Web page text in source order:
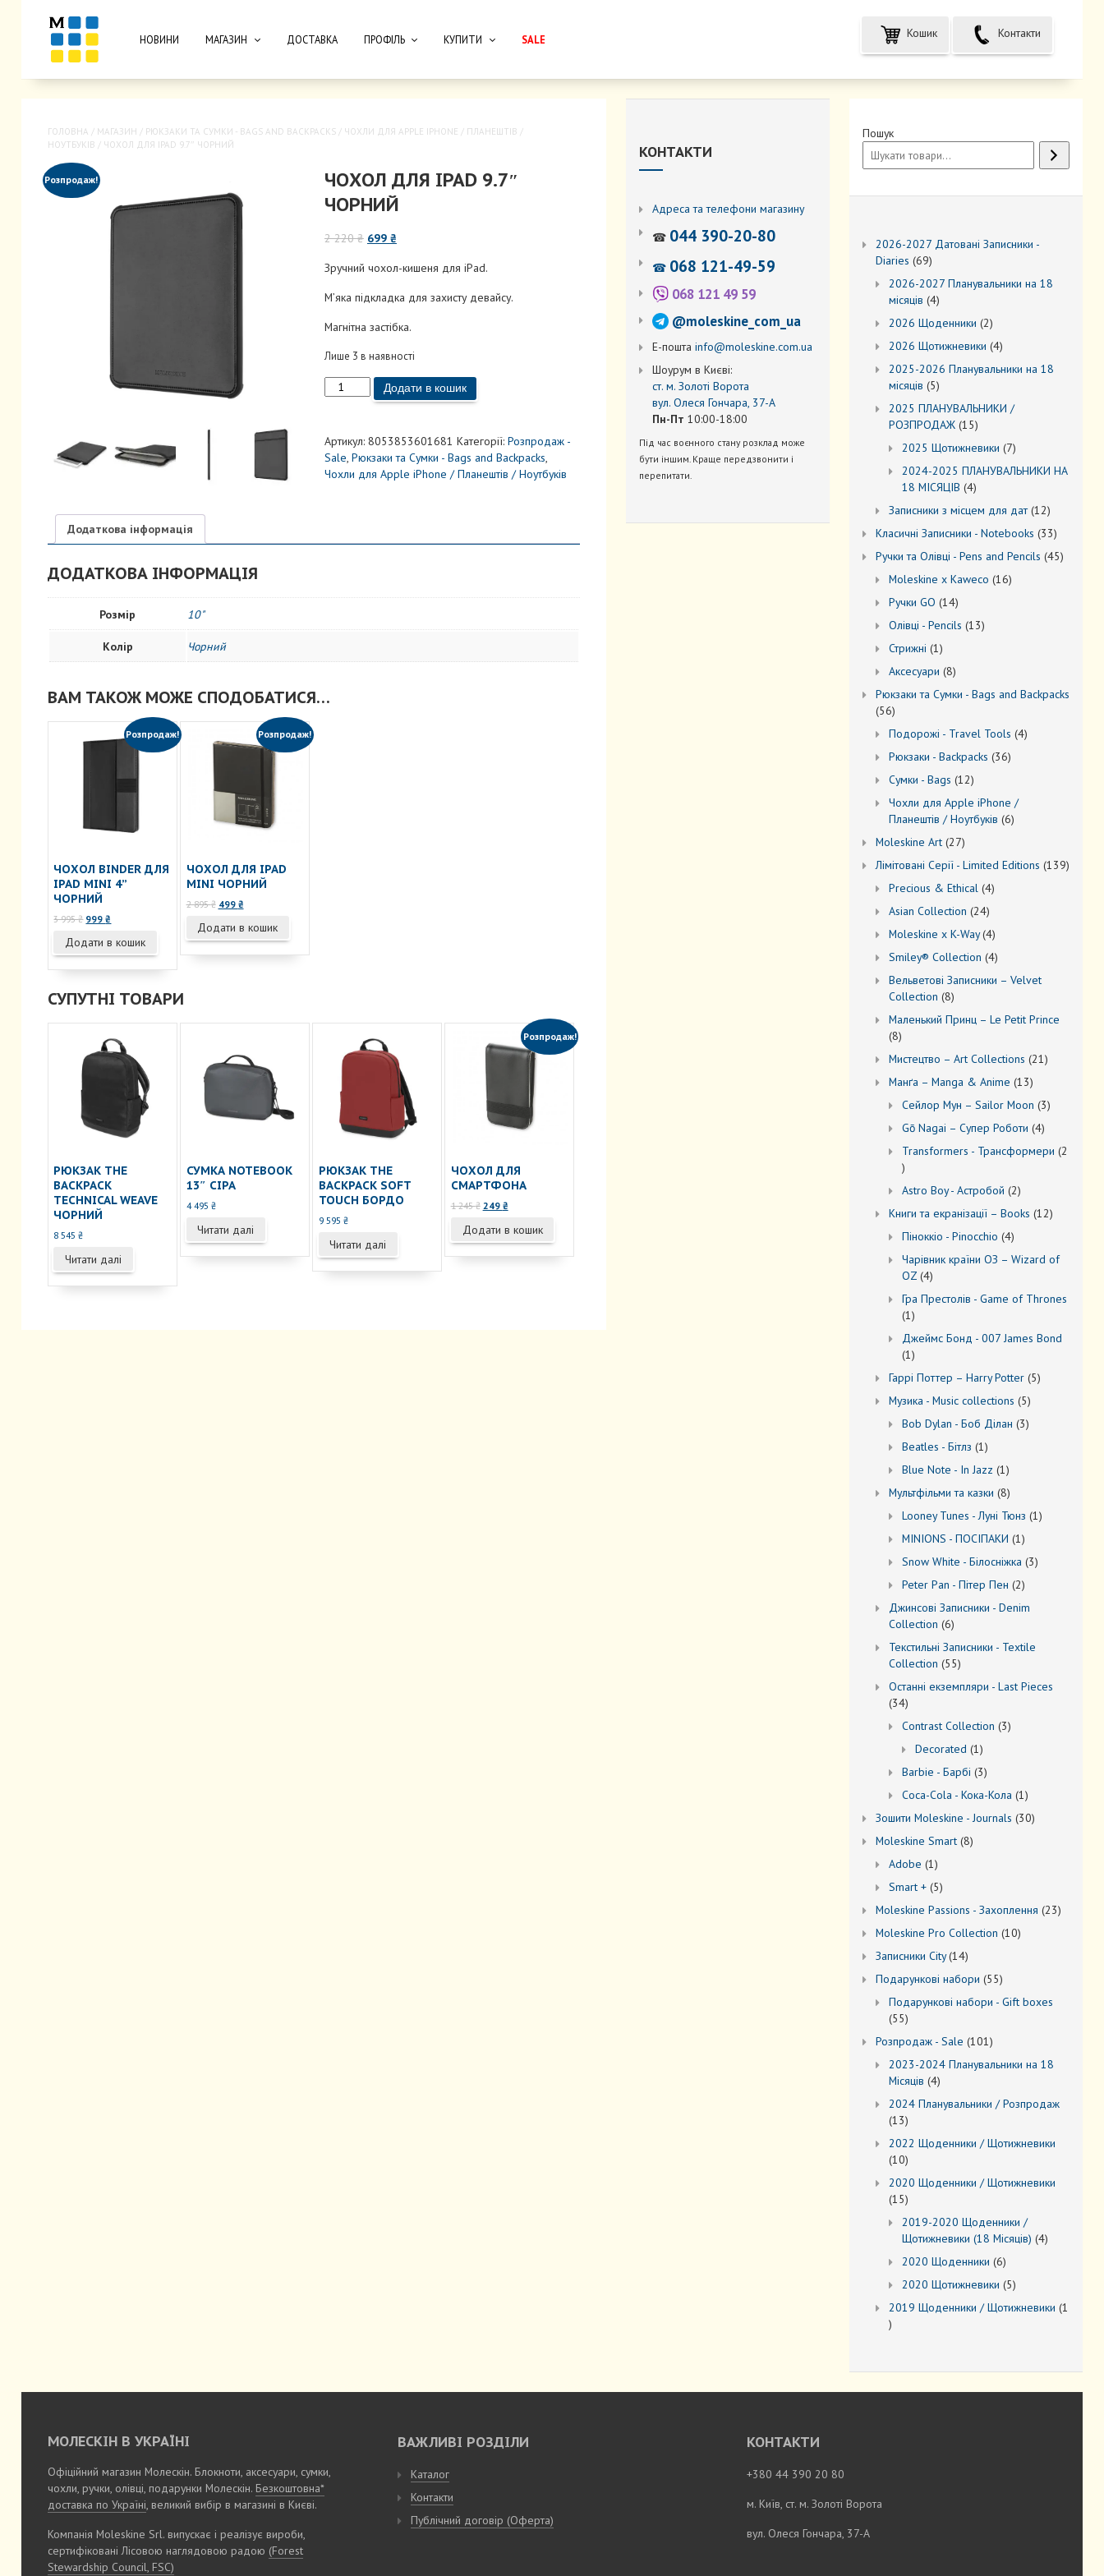
НОВИНИ МАГАЗИН ДОСТАВКА ПРОФІЛЬ КУПИТИ SALE Кошик Контакти
ГОЛОВНА / МАГАЗИН / РЮКЗАКИ ТА CУМКИ - BAGS AND BACKPACKS / ЧОХЛИ ДЛЯ APPLE IPHONE / ПЛАНЕШТІВ /
НОУТБУКІВ / ЧОХОЛ ДЛЯ IPAD 9.7″ ЧОРНИЙ
Розпродаж!
ЧОХОЛ ДЛЯ IPAD 9.7″
ЧОРНИЙ
2 220₴ Оригінальна
2
699 ₴Поточна
699 ₴.
Зручний чохол-кишеня для iPad.
М’яка підкладка для захисту девайсу.
Магнітна застібка.
Лише 3 в наявності
Чохол
для
9.7"
Чорний
кількість
Додати в кошик
Артикул: 8053853601681 Категорії: Розпродаж -
Sale, Рюкзаки та Cумки - Bags and Backpacks,
Чохли для Apple iPhone / Планештів / Ноутбуків
Додаткова інформація
ДОДАТКОВА ІНФОРМАЦІЯ
Розмір 10"
Колір Чорний
ВАМ ТАКОЖ МОЖЕ СПОДОБАТИСЯ…
Розпродаж!
ЧОХОЛ BINDER ДЛЯ
IPAD MINI 4”
ЧОРНИЙ
3 995₴ Оригінальна
3
995 ₴.
999₴
999 ₴.
Додати в кошик
Розпродаж!
ЧОХОЛ ДЛЯ IPAD
MINI ЧОРНИЙ
2 895₴ Оригінальна
2
895 ₴.
499 ₴Поточна
499 ₴.
Додати в кошик
СУПУТНІ ТОВАРИ
РЮКЗАК THE
BACKPACK
TECHNICAL WEAVE
ЧОРНИЙ
8 545₴
Читати далі
СУМКА NOTEBOOK
13″ СІРА
4 495 ₴
Читати далі
РЮКЗАК THE
BACKPACK SOFT
TOUCH БОРДО
9 595 ₴
Читати далі
Розпродаж!
ЧОХОЛ ДЛЯ
СМАРТФОНА
1 245₴ Оригінальна
1
245 ₴.
249 ₴Поточна
249 ₴.
Додати в кошик
КОНТАКТИ
Адреса та телефони магазину
☎ 044 390-20-80
☎ 068 121-49-59
068 121 49 59
@moleskine_com_ua
Е-пошта info@moleskine.com.ua
Шоурум в Києві:
ст. м. Золоті Ворота
вул. Олеся Гончара, 37-А
Пн-Пт 10:00-18:00
Під час воєнного стану розклад може
бути іншим. Краще передзвонити і
перепитати.
Пошук
2026-2027 Датовані Записники -
Diaries 6969
товарів
2026-2027 Планувальники на 18
місяців 44
2026 Щоденники 22
товари
2026 Щотижневики 44
2025-2026 Планувальники на 18
місяців 55
товарів
2025 ПЛАНУВАЛЬНИКИ /
РОЗПРОДАЖ 1515
товарів
2025 Щотижневики 77
товарів
2024-2025 ПЛАНУВАЛЬНИКИ НА
18 МІСЯЦІВ 44
Записники з місцем для дат 1212
товарів
Kласичні Записники - Notebooks 3333
товари
Ручки та Олівці - Pens and Pencils 4545
Moleskine x Kaweco 1616
Ручки GO 1414
товарів
Oлівці - Pencils 1313
Стрижні 11
товар
Аксесуари 88
товарів
Рюкзаки та Cумки - Bags and Backpacks
5656
товарів
Подорожі - Travel Tools 44
Рюкзаки - Backpacks 3636
Сумки - Bags 1212
товарів
Чохли для Apple iPhone /
Планештів / Ноутбуків 66
Moleskine Art 2727
товарів
Лiмiтовані Серії - Limited Editions 139139
Precious & Ethical 44
Asian Collection 2424
товари
Moleskine x K-Way 44
товари
Smiley® Collection 44
товари
Вельветові Записники – Velvet
Collection 88
товарів
Маленький Принц – Le Petit Prince
88
Мистецтво – Art Collections 2121
Манґа – Manga & Anime 1313
товарів
Сейлор Мун – Sailor Moon 33
Gō Nagai – Супер Роботи 44
товари
Transformers - Трансформери 2
2
товари
Astro Boy - Астробой 22
товари
Книги та екранізації – Books 1212
Піноккіо - Pinocchio 44
товари
Чарівник країни ОЗ – Wizard of
OZ 44
Гра Престолів - Game of Thrones
11
товар
Джеймс Бонд - 007 James Bond
11
товар
Гаррі Поттер – Harry Potter 55
Музика - Music collections 55
Bob Dylan - Боб Ділан 33
Beatles - Бітлз 11
товар
Blue Note - In Jazz 11
товар
Мультфільми та казки 88
товарів
Looney Tunes - Луні Тюнз 11
MINIONS - ПОСІПАКИ 11
товар
Snow White - Білосніжка 33
Peter Pan - Пітер Пен 22
Джинсові Записники - Denim
Collection 66
Текстильні Записники - Textile
Collection 5555
Останні екземпляри - Last Pieces
3434
товари
Contrast Collection 33
Decorated 11
товар
Barbie - Барбі 33
товари
Coca-Cola - Кока-Кола 11
товар
Зошити Moleskine - Journals 3030
Моleskine Smart 88
Adobe 11
товар
Smart + 55
товарів
Moleskine Passions - Захоплення 2323
Мoleskine Pro Collection 1010
Записники City 1414
товарів
Подарункові набори 5555
товарів
Подарункові набори - Gift boxes
5555
Розпродаж - Sale 101101
2023-2024 Планувальники на 18
Місяців 44
2024 Планувальники / Розпродаж
1313
товарів
2022 Щоденники / Щотижневики
1010
товарів
2020 Щоденники / Щотижневики
1515
товарів
2019-2020 Щоденники /
Щотижневики (18 Місяців) 44
2020 Щоденники 66
товарів
2020 Щотижневики 55
2019 Щоденники / Щотижневики 1
1
МОЛЕСКІН В УКРАЇНІ
Офіційний магазин Молескін. Блокноти, аксесуари, сумки,
чохли, ручки, олівці, подарунки Молескін. Безкоштовна*
доставка по Україні, великий вибір в магазині в Києві.
Компанія Moleskine Srl. випускає і реалізує вироби,
сертифіковані Лісовою наглядовою радою (Forest
Stewardship Council, FSC)
ВАЖЛИВІ РОЗДІЛИ
Каталог
Контакти
Публічний договір (Оферта)
КОНТАКТИ
+380 44 390 20 80
м. Київ, ст. м. Золоті Ворота
вул. Олеся Гончара, 37-А